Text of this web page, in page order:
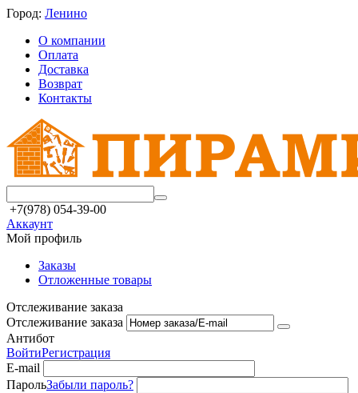
Город: Ленино
О компании
Оплата
Доставка
Возврат
Контакты
+7(978) 054-39-00
Аккаунт
Мой профиль
Заказы
Отложенные товары
Отслеживание заказа
Отслеживание заказа
Антибот
ВойтиРегистрация
E-mail
ПарольЗабыли пароль?